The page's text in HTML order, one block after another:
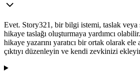
Evet. Story321, bir bilgi istemi, taslak veya
hikaye taslağı oluşturmaya yardımcı
hikaye yazarını yaratıcı bir ortak olarak
çıktıyı düzenleyin ve kendi zevkinizi